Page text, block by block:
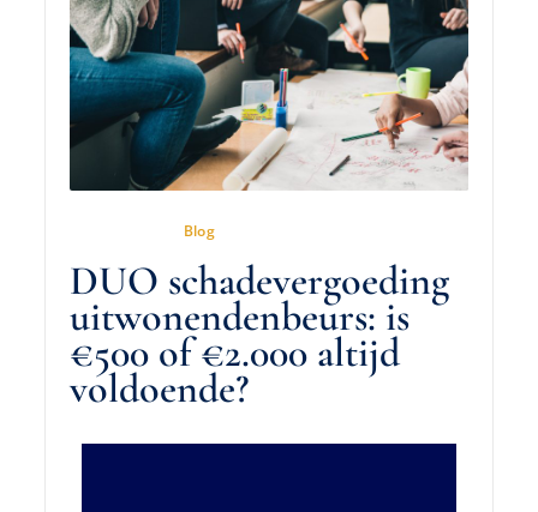
Blog
DUO schadevergoeding
uitwonendenbeurs: is
€500 of €2.000 altijd
voldoende?